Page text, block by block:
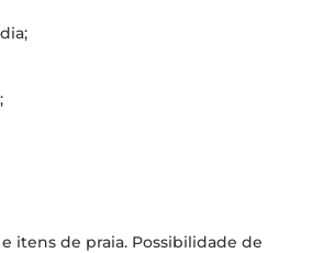
itens de praia. Possibilidade de